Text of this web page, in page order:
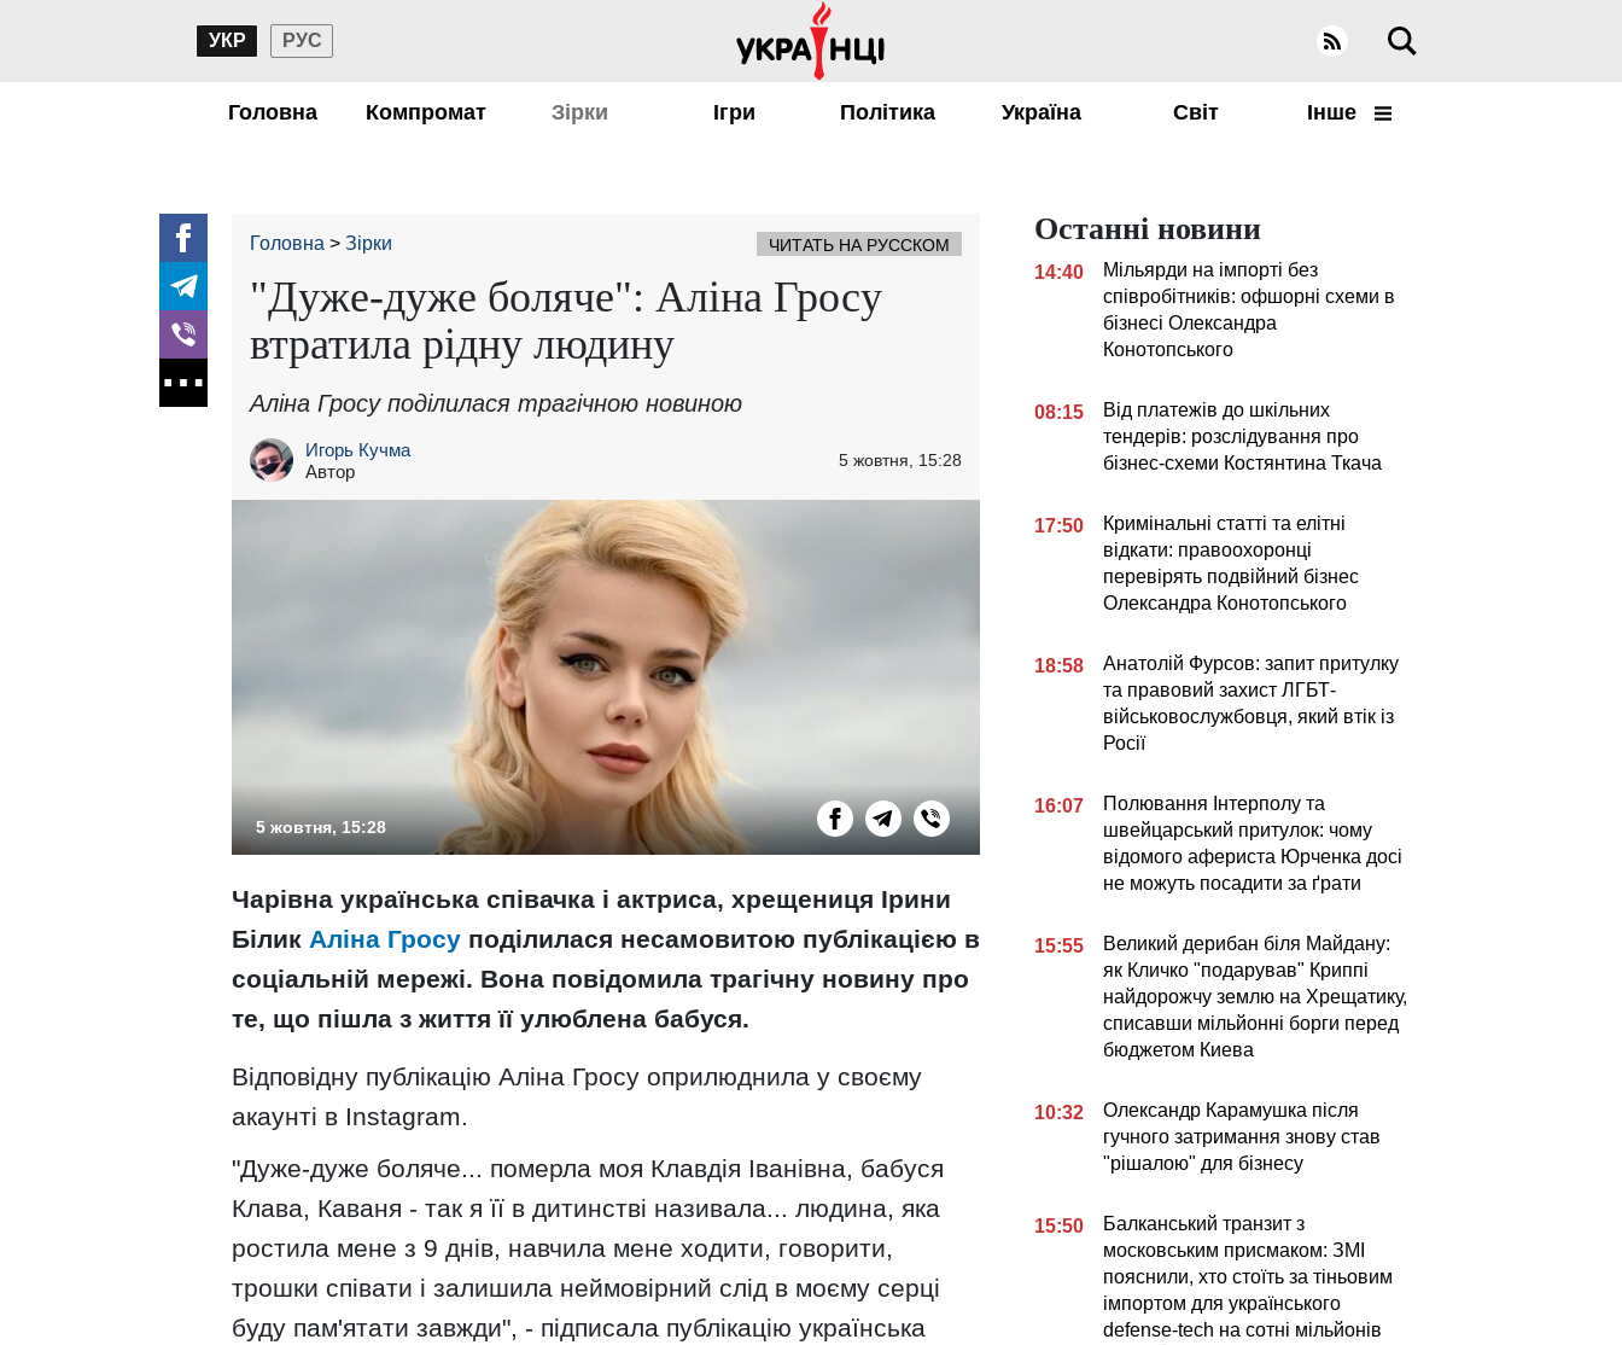
УКР РУС
Головна Компромат Зірки Ігри Політика Україна Світ Інше
Головна Зірки ЧИТАТЬ НА РУССКОМ
"Дуже-дуже боляче": Аліна Гросу
втратила рідну людину
Аліна Гросу поділилася трагічною новиною
Игорь Кучма
Автор
5 жовтня, 15:28
5 жовтня, 15:28
Чарівна українська співачка і актриса, хрещениця Ірини
Білик Аліна Гросу поділилася несамовитою публікацією в
соціальній мережі. Вона повідомила трагічну новину про
те, що пішла з життя її улюблена бабуся.
Відповідну публікацію Аліна Гросу оприлюднила у своєму
акаунті в Instagram.
"Дуже-дуже боляче... померла моя Клавдія Іванівна, бабуся
Клава, Каваня - так я її в дитинстві називала... людина, яка
ростила мене з 9 днів, навчила мене ходити, говорити,
трошки співати і залишила неймовірний слід в моєму серці
буду пам'ятати завжди", - підписала публікацію українська
Останні новини
14:40
Мільярди на імпорті без
співробітників: офшорні схеми в
бізнесі Олександра
Конотопського
08:15
Від платежів до шкільних
тендерів: розслідування про
бізнес-схеми Костянтина Ткача
17:50
Кримінальні статті та елітні
відкати: правоохоронці
перевірять подвійний бізнес
Олександра Конотопського
18:58
Анатолій Фурсов: запит притулку
та правовий захист ЛГБТ-
військовослужбовця, який втік із
Росії
16:07
Полювання Інтерполу та
швейцарський притулок: чому
відомого афериста Юрченка досі
не можуть посадити за ґрати
15:55
Великий дерибан біля Майдану:
як Кличко "подарував" Криппі
найдорожчу землю на Хрещатику,
списавши мільйонні борги перед
бюджетом Киева
10:32
Олександр Карамушка після
гучного затримання знову став
"рішалою" для бізнесу
15:50
Балканський транзит з
московським присмаком: ЗМІ
пояснили, хто стоїть за тіньовим
імпортом для українського
defense-tech на сотні мільйонів